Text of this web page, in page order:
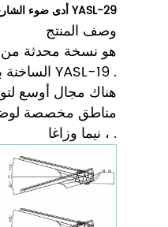
أدى ضوء الشارع YASL-29
وصف المنتج
الساخنة بيع مصباح YASL-19 .
مناطق مخصصة لوضع
، نيما وزاغا .